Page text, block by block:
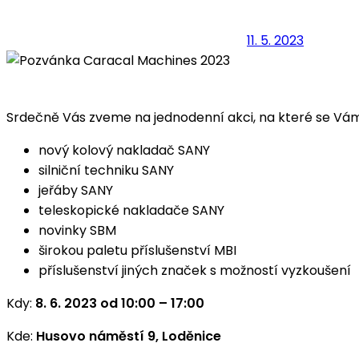
11. 5. 2023
Srdečně Vás zveme na jednodenní akci, na které se
nový kolový nakladač SANY
silniční techniku SANY
jeřáby SANY
teleskopické nakladače SANY
novinky SBM
širokou paletu příslušenství MBI
příslušenství jiných značek s možností vyzkoušení
Kdy: 8. 6. 2023 od 10:00 – 17:00
Kde: Husovo náměstí 9, Loděnice